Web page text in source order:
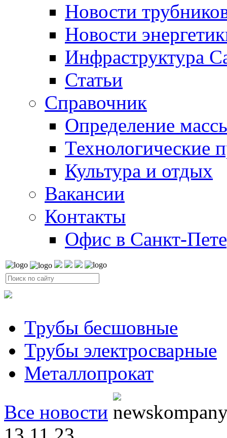
Новости
Новости
Инфраструктура
Статьи
Справочник
Определение
Технологические
Культура и отдых
Вакансии
Контакты
Офис в Санкт-
Трубы бесшовные
Трубы электросварные
Металлопрокат
Все новости